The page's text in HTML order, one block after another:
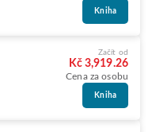
Kniha
Začít od
Kč 3,919.26
Cena za osobu
Kniha